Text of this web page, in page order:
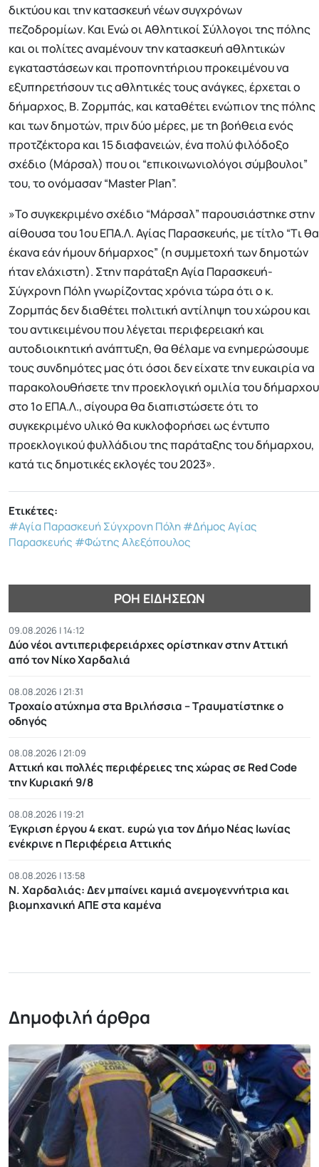
δικτύου και την κατασκευή νέων συγχρόνων
πεζοδρομίων. Και Ενώ οι Αθλητικοί Σύλλογοι της πόλης
και οι πολίτες αναμένουν την κατασκευή αθλητικών
εγκαταστάσεων και προπονητήριου προκειμένου να
εξυπηρετήσουν τις αθλητικές τους ανάγκες, έρχεται ο
δήμαρχος, Β. Ζορμπάς, και καταθέτει ενώπιον της πόλης
και των δημοτών, πριν δύο μέρες, με τη βοήθεια ενός
προτζέκτορα και 15 διαφανειών, ένα πολύ φιλόδοξο
σχέδιο (Μάρσαλ) που οι “επικοινωνιολόγοι σύμβουλοι”
του, το ονόμασαν “Master Plan”.
»Το συγκεκριμένο σχέδιο “Μάρσαλ” παρουσιάστηκε στην
αίθουσα του 1ου ΕΠΑ.Λ. Αγίας Παρασκευής, με τίτλο “Tι θα
έκανα εάν ήμουν δήμαρχος” (η συμμετοχή των δημοτών
ήταν ελάχιστη). Στην παράταξη Αγία Παρασκευή-
Σύγχρονη Πόλη γνωρίζοντας χρόνια τώρα ότι ο κ.
Ζορμπάς δεν διαθέτει πολιτική αντίληψη του χώρου και
του αντικειμένου που λέγεται περιφερειακή και
αυτοδιοικητική ανάπτυξη, θα θέλαμε να ενημερώσουμε
τους συνδημότες μας ότι όσοι δεν είχατε την ευκαιρία να
παρακολουθήσετε την προεκλογική ομιλία του δήμαρχου
στο 1ο ΕΠΑ.Λ., σίγουρα θα διαπιστώσετε ότι το
συγκεκριμένο υλικό θα κυκλοφορήσει ως έντυπο
προεκλογικού φυλλάδιου της παράταξης του δήμαρχου,
κατά τις δημοτικές εκλογές του 2023».
Ετικέτες:
#Αγία Παρασκευή Σύγχρονη Πόλη#Δήμος Αγίας
Παρασκευής #Φώτης Αλεξόπουλος
ΡΟΉ ΕΙΔΉΣΕΩΝ
09.08.2026 | 14:12
Δύο νέοι αντιπεριφερειάρχες ορίστηκαν στην Αττική
από τον Νίκο Χαρδαλιά
08.08.2026 | 21:31
Τροχαίο ατύχημα στα Βριλήσσια – Τραυματίστηκε ο
οδηγός
08.08.2026 | 21:09
Αττική και πολλές περιφέρειες της χώρας σε Red Code
την Κυριακή 9/8
08.08.2026 | 19:21
Έγκριση έργου 4 εκατ. ευρώ για τον Δήμο Νέας Ιωνίας
ενέκρινε η Περιφέρεια Αττικής
08.08.2026 | 13:58
Ν. Χαρδαλιάς: Δεν μπαίνει καμιά ανεμογεννήτρια και
βιομηχανική ΑΠΕ στα καμένα
Δημοφιλή άρθρα